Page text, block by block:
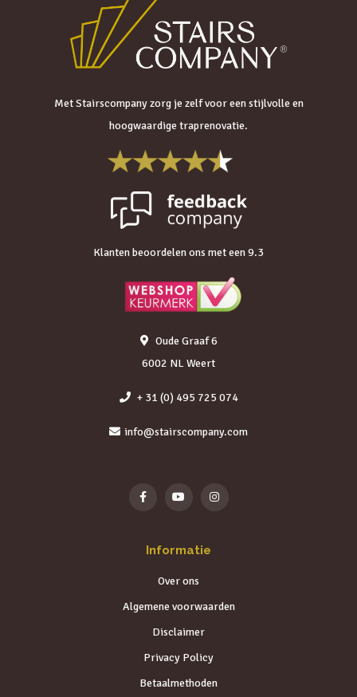
Met Stairscompany zorg je zelf voor een stijlvolle en
hoogwaardige traprenovatie.
Klanten beoordelen ons met een 9.3
Oude Graaf 6
6002 NL Weert
+ 31 (0) 495 725 074
info@stairscompany.com
Informatie
Over ons
Algemene voorwaarden
Disclaimer
Privacy Policy
Betaalmethoden